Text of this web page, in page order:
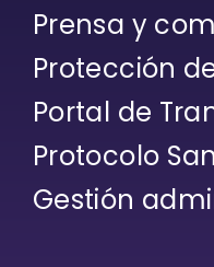
Prensa y
Protección
Portal de
Protocolo
Gestión